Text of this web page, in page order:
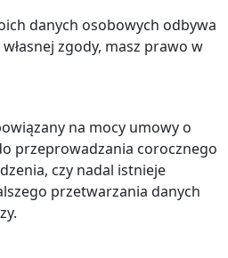
danych osobowych odbywa
zgody, masz prawo w
na mocy umowy o
przeprowadzania corocznego
czy nadal istnieje
przetwarzania danych